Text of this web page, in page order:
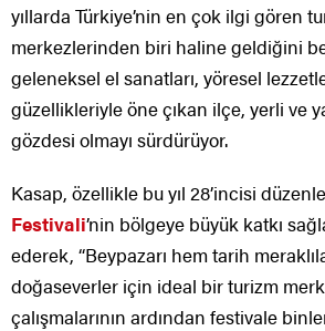
yıllarda Türkiye’nin en çok ilgi gören
merkezlerinden biri haline geldiğini
geleneksel el sanatları, yöresel
güzellikleriyle öne çıkan ilçe, yerli ve
gözdesi olmayı sürdürüyor.
Kasap, özellikle bu yıl 28’incisi
Festivali’nin bölgeye büyük katkı
ederek, “Beypazarı hem tarih
doğaseverler için ideal bir turizm
çalışmalarının ardından festivale